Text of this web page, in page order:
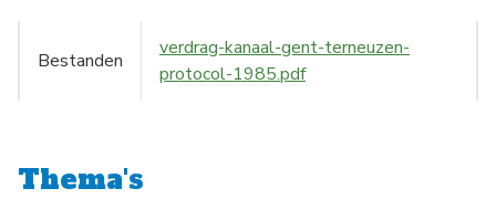
Bestanden
verdrag-kanaal-gent-terneuzen-
protocol-1985.pdf
Thema's